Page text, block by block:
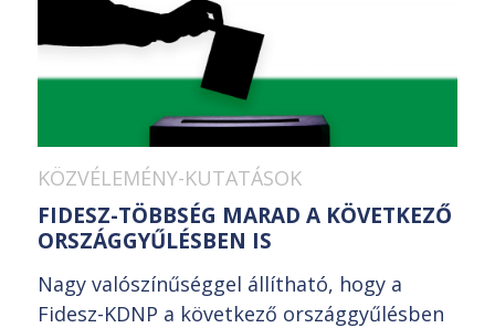
KÖZVÉLEMÉNY-KUTATÁSOK
FIDESZ-TÖBBSÉG MARAD A KÖVETKEZŐ
ORSZÁGGYŰLÉSBEN IS
Nagy valószínűséggel állítható, hogy a
Fidesz-KDNP a következő országgyűlésben